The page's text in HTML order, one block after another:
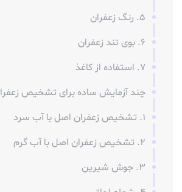
5. رنگ زعفران
6. بوی تند زعفران
7. استفاده از کاغذ
چند آزمایش ساده برای تشخیص
1. تشخیص زعفران اصل با آب سرد
2. تشخیص زعفران اصل با آب گرم
3. جوش شیرین